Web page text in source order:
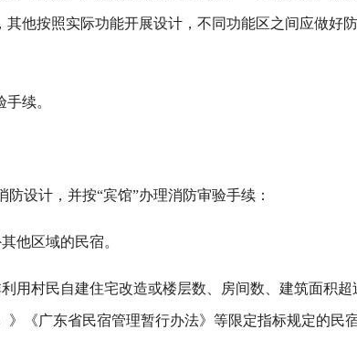
他按照实际功能开展设计，不同功能区之间应做好
续。
设计，并按“宾馆”办理消防审验手续：
他区域的民宿。
用村民自建住宅改造或楼层数、房间数、建筑面积超
》《广东省民宿管理暂行办法》等限定指标规定的民宿